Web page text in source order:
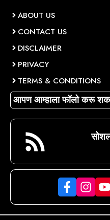
ABOUT US
CONTACT US
DISCLAIMER
PRIVACY
TERMS & CONDITIONS
आपण आम्हाला फॉलो करू